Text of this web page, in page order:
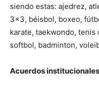
siendo estas: ajedrez,
3×3, béisbol, boxeo,
karate, taekwondo, tenis
softbol, badminton,
Acuerdos